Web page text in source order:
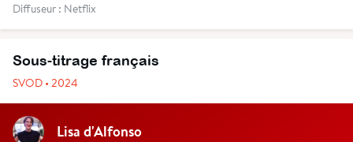
Diffuseur : Netflix
Sous-titrage français
SVOD • 2024
Lisa d'Alfonso